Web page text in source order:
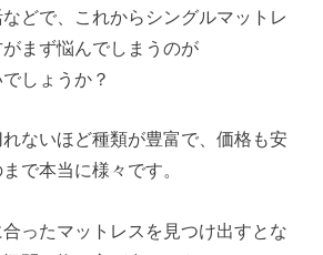
どで、これからシングルマットレ
まず悩んでしまうのが
しょうか？
ないほど種類が豊富で、価格も安
で本当に様々です。
ったマットレスを見つけ出すとな